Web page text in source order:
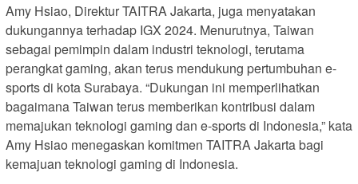
Amy Hsiao, Direktur TAITRA Jakarta, juga menyatakan
dukungannya terhadap IGX 2024. Menurutnya, Taiwan
sebagai pemimpin dalam industri teknologi, terutama
perangkat gaming, akan terus mendukung pertumbuhan e-
sports di kota Surabaya. “Dukungan ini memperlihatkan
bagaimana Taiwan terus memberikan kontribusi dalam
memajukan teknologi gaming dan e-sports di Indonesia,” kata
Amy Hsiao menegaskan komitmen TAITRA Jakarta bagi
kemajuan teknologi gaming di Indonesia.